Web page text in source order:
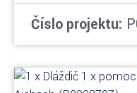
Číslo projektu: